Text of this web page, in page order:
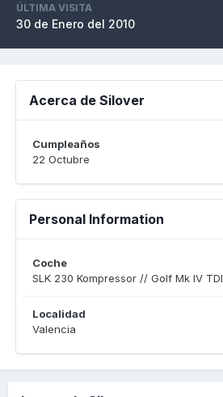
ÚLTIMA VISITA
30 de Enero del 2010
Acerca de Silover
Cumpleaños
22 Octubre
Personal Information
Coche
SLK 230 Kompressor // Golf Mk IV TDI
Localidad
Valencia